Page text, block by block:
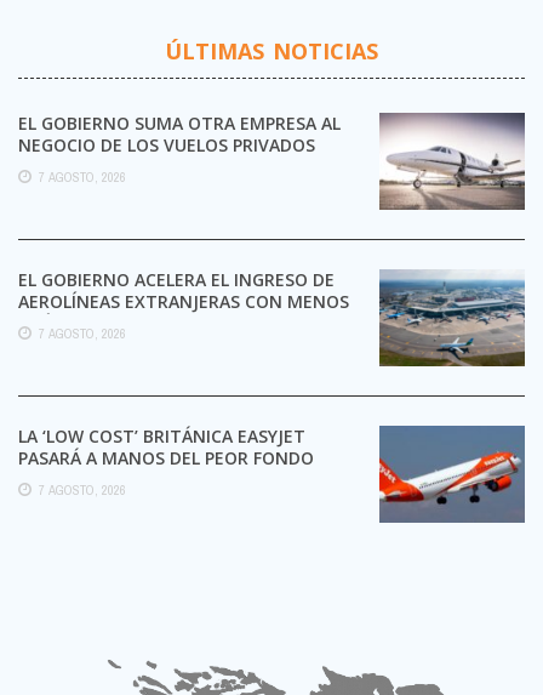
ÚLTIMAS NOTICIAS
EL GOBIERNO SUMA OTRA EMPRESA AL
NEGOCIO DE LOS VUELOS PRIVADOS
7 AGOSTO, 2026
EL GOBIERNO ACELERA EL INGRESO DE
AEROLÍNEAS EXTRANJERAS CON MENOS
TRÁMITES
7 AGOSTO, 2026
LA ‘LOW COST’ BRITÁNICA EASYJET
PASARÁ A MANOS DEL PEOR FONDO
POSIBLE:
7 AGOSTO, 2026